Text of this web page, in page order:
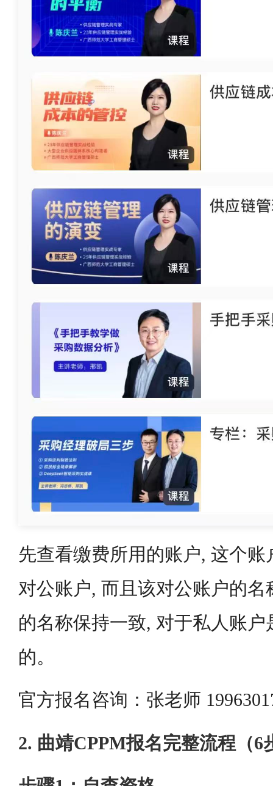
先查看缴费所用的账户, 这个
对公账户, 而且该对公账户的
的名称保持一致, 对于私人账
的。
官方报名咨询：张老师
2. 曲靖CPPM报名完整流程（6